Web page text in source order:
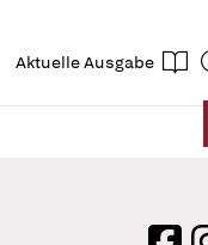
Aktuelle Ausgabe
login